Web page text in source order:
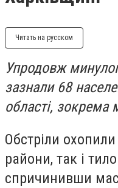
Читать на русском
Упродовж
зазнали 68
області, зокрема
Обстріли
райони, так і
спричинивши